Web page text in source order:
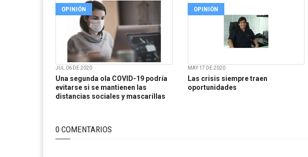
OPINIÓN
JUL 06 DE 2020
Una segunda ola COVID-19 podría
evitarse si se mantienen las
distancias sociales y mascarillas
OPINIÓN
MAY 17 DE 2020
Las crisis siempre traen
oportunidades
0 COMENTARIOS